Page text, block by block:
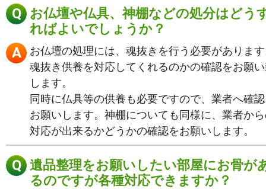
お仏壇や仏具、神棚などの処分はどう
ればよいでしょうか？
お仏壇の処理には、魂抜きを行う必要がありま
魂抜き供養を対応してくれるのかの確認をお願
します。
同時に仏具等の供養も必要ですので、業者へ確
お願いします。神棚についても同様に、業者か
対応が出来るかどうかの確認をお願いします。
遺品整理をお願いしたい部屋にお骨が
るのですが各種対応できますか？